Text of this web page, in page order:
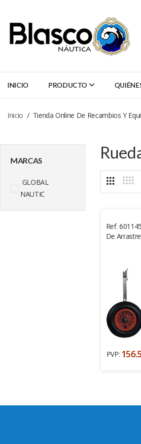
INICIO PRODUCTO
Inicio Tienda Online De Recambios Y
Ref.
De Arrastre
PVP:
MARCAS
GLOBAL
NAUTIC